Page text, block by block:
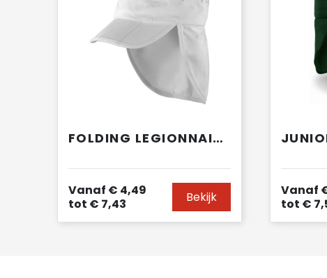
FOLDING LEGIONNAIRE HAT
Vanaf € 4,49
tot € 7,43 Bekijk Vanaf
tot €